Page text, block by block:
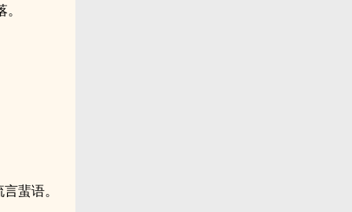
蜚语。